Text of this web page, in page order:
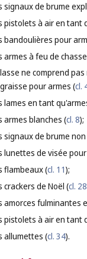
signaux de brume
pistolets à air en tant
bandoulières pour
armes à feu de
ne comprend
pour armes (cl.
lames en tant
armes blanches (cl. 8);
signaux de brume
lunettes de visée
flambeaux (cl. 11);
crackers de Noël (cl. 28
amorces fulminantes
pistolets à air en tant
allumettes (cl. 34).